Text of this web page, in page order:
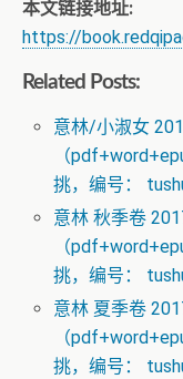
本文链接地址:
https://
Related Posts:
意林/小淑女
（
挑，编号：
意林 秋季卷
（
挑，编号：
意林 夏季卷
（
挑，编号：